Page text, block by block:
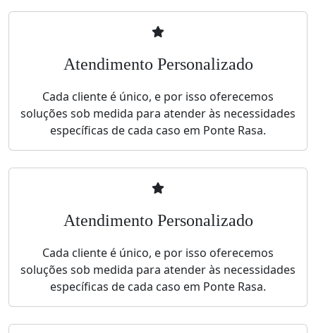
Atendimento Personalizado
Cada cliente é único, e por isso oferecemos
soluções sob medida para atender às necessidades
específicas de cada caso em Ponte Rasa.
Atendimento Personalizado
Cada cliente é único, e por isso oferecemos
soluções sob medida para atender às necessidades
específicas de cada caso em Ponte Rasa.